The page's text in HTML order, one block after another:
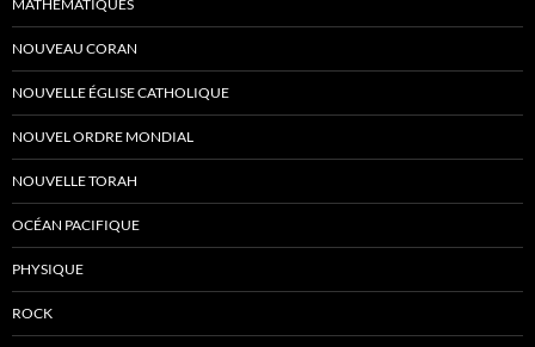
MATHÉMATIQUES
NOUVEAU CORAN
NOUVELLE ÉGLISE CATHOLIQUE
NOUVEL ORDRE MONDIAL
NOUVELLE TORAH
OCÉAN PACIFIQUE
PHYSIQUE
ROCK